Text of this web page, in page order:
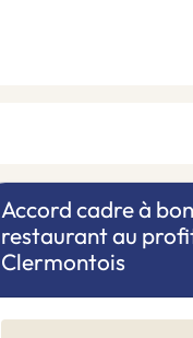
Accord cadre à
restaurant au
Clermontois